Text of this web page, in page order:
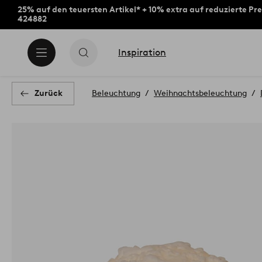
25% auf den teuersten Artikel* + 10% extra auf reduzierte
424882
Inspiration
Zurück Beleuchtung Weihnachtsbeleuchtung